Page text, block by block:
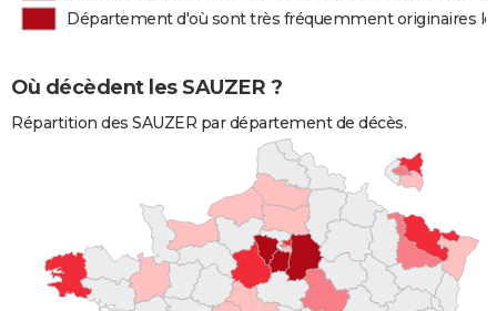
Département d'où sont très fréquemment originaires
Où décèdent les SAUZER ?
Répartition des SAUZER par département de décès.